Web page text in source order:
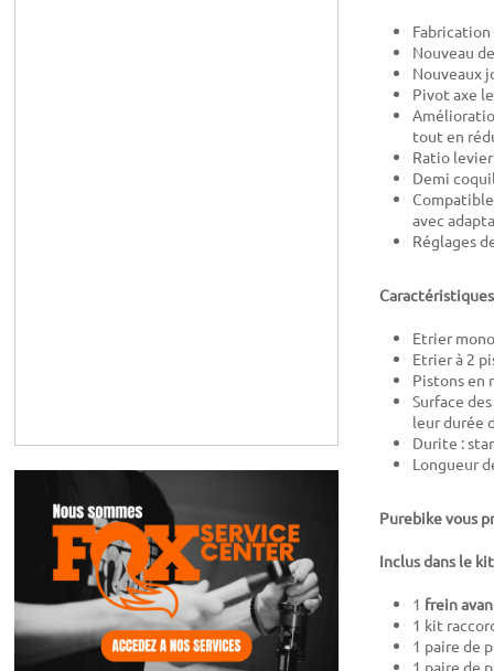
Nouveau
Nouveaux
Pivot axe
tout en
Ratio
Demi
avec
Réglages
Etrier
Etrier à 2
Pistons en
Surface
leur durée
Durite :
Longueur
Purebike vous
Inclus dans le kit
1 frein
1 kit
1 paire de
1 paire de